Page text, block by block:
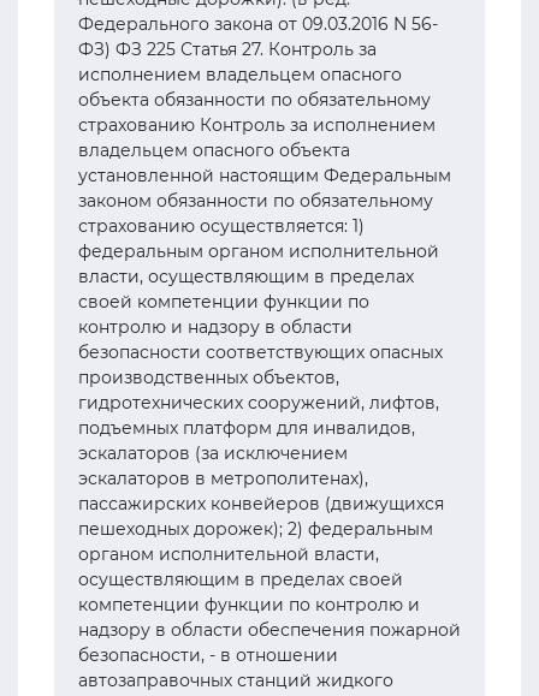
Федерального закона от 09.03.2016 N 56-
ФЗ) ФЗ 225 Статья 27. Контроль за
исполнением владельцем опасного
объекта обязанности по обязательному
страхованию Контроль за исполнением
владельцем опасного объекта
установленной настоящим Федеральным
законом обязанности по обязательному
страхованию осуществляется: 1)
федеральным органом исполнительной
власти, осуществляющим в пределах
своей компетенции функции по
контролю и надзору в области
безопасности соответствующих опасных
производственных объектов,
гидротехнических сооружений, лифтов,
подъемных платформ для инвалидов,
эскалаторов (за исключением
эскалаторов в метрополитенах),
пассажирских конвейеров (движущихся
пешеходных дорожек); 2) федеральным
органом исполнительной власти,
осуществляющим в пределах своей
компетенции функции по контролю и
надзору в области обеспечения пожарной
безопасности, - в отношении
автозаправочных станций жидкого